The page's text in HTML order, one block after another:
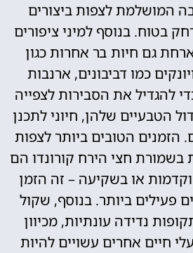
המושלמת לצפות ביצורים
בטוח. בנוסף למיני ציפורים
גם חיות בר אחרות כגון
כמו דביבונים, ארנבות
להגדיל את הסבירות לצפייה
הטבעיים שלהן, חיוני לתכנן
הטובים ביותר לצפות
בשמורת חצי הירח קורונדו הם
או בשקיעה – זה הזמן
פעילים ביותר. בנוסף, שקול
נדידה עונתיות, מכיוון
חיים אחרים עשויים להיות